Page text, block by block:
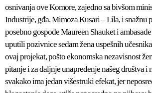
osnivanja ove Komore, zajedno sa bivšom
Industrije, gđa. Mimoza Kusari – Lila, i snažnu
posebno gospođe Maureen Shauket i
uputili pozivnice sedam žena uspešnih
ovaj projekat, pošto ekonomska nezavisnost
pitanje i za daljnje unapređenje našeg društva i
svakako ima jedan višestruki efekat, jer